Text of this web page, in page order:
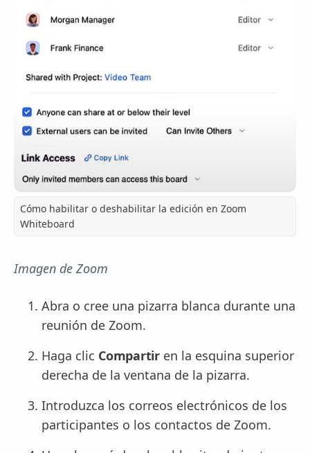
Cómo habilitar o deshabilitar la edición en Zoom
Whiteboard
Imagen de Zoom
Abra o cree una pizarra blanca durante una
reunión de Zoom.
Haga clic Compartiren la esquina superior
derecha de la ventana de la pizarra.
Introduzca los correos electrónicos de los
participantes o los contactos de Zoom.